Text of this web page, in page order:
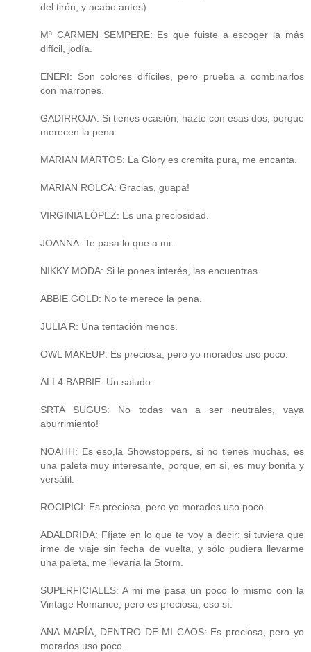
del tirón, y acabo antes)
Mª CARMEN SEMPERE: Es que fuiste a escoger la más
difícil, jodía.
ENERI: Son colores difíciles, pero prueba a combinarlos
con marrones.
GADIRROJA: Si tienes ocasión, hazte con esas dos, porque
merecen la pena.
MARIAN MARTOS: La Glory es cremita pura, me encanta.
MARIAN ROLCA: Gracias, guapa!
VIRGINIA LÓPEZ: Es una preciosidad.
JOANNA: Te pasa lo que a mi.
NIKKY MODA: Si le pones interés, las encuentras.
ABBIE GOLD: No te merece la pena.
JULIA R: Una tentación menos.
OWL MAKEUP: Es preciosa, pero yo morados uso poco.
ALL4 BARBIE: Un saludo.
SRTA SUGUS: No todas van a ser neutrales, vaya
aburrimiento!
NOAHH: Es eso,la Showstoppers, si no tienes muchas, es
una paleta muy interesante, porque, en sí, es muy bonita y
versátil.
ROCIPICI: Es preciosa, pero yo morados uso poco.
ADALDRIDA: Fíjate en lo que te voy a decir: si tuviera que
irme de viaje sin fecha de vuelta, y sólo pudiera llevarme
una paleta, me llevaría la Storm.
SUPERFICIALES: A mi me pasa un poco lo mismo con la
Vintage Romance, pero es preciosa, eso sí.
ANA MARÍA, DENTRO DE MI CAOS: Es preciosa, pero yo
morados uso poco.